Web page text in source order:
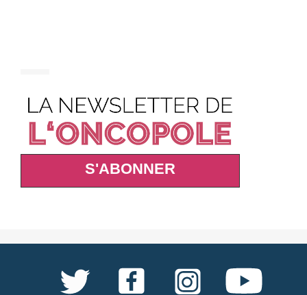
S'ABONNER